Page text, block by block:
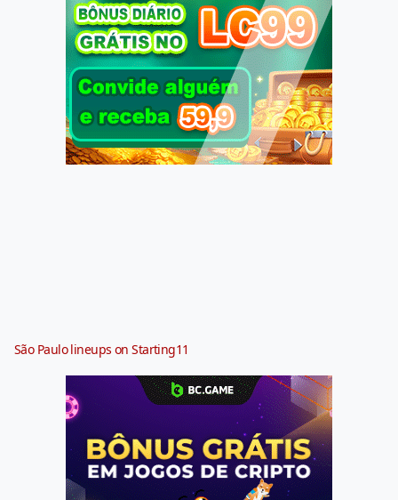
São Paulo lineups on Starting11